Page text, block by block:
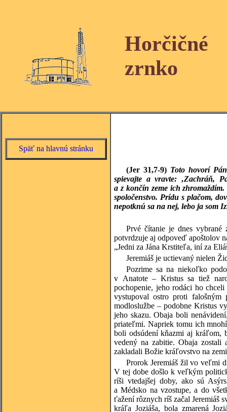
Horčičné
zrnko
Späť na hlavnú stránku
(Jer 31,7-9) Toto hovorí
spievajte a vravte: ‚Zachráň,
a z končín zeme ich
spoločenstvo. Prídu s plačom,
nepotknú sa na nej, lebo ja som
Prvé čítanie je dnes
potvrdzuje aj odpoveď apoštolov
„Jedni za Jána Krstiteľa, iní za
Jeremiáš je uctievaný nielen
Pozrime sa na niekoľko
v Anatote – Kristus sa tiež
pochopenie, jeho rodáci ho
vystupoval ostro proti falošným
modloslužbe – podobne Kristus
jeho skazu. Obaja boli
priateľmi. Napriek tomu ich
boli odsúdení kňazmi aj kráľom,
vedený na zabitie. Obaja
zakladali Božie kráľovstvo na
Prorok Jeremiáš žil vo veľmi
V tej dobe došlo k veľkým
ríši vtedajšej doby, ako sú
a Médsko na vzostupe, a do
ťažení rôznych ríš začal Jeremiáš
kráľa Joziáša, bola zmarená